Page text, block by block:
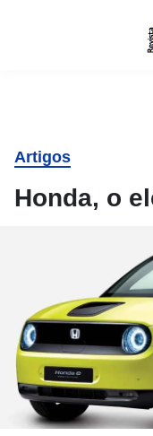
Artigos
Honda, o